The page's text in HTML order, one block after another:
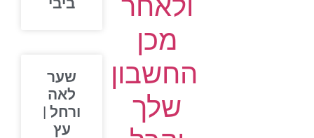
ולאחר
מכן
החשבון
שלך
ביבי
שער
לאה
ורחל |
עץ